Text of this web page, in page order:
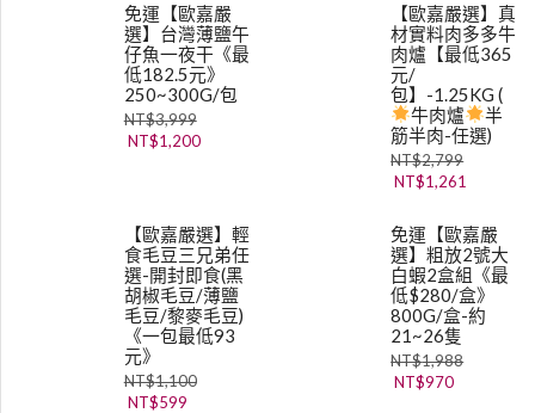
免運【歐嘉嚴
選】台灣薄鹽午
仔魚一夜干《最
低182.5元》
250~300G/包
NT$3,999
NT$1,200
【歐嘉嚴選】真
材實料肉多多牛
肉爐【最低365
元/
包】-1.25KG (
牛肉爐
半
筋半肉-任選)
NT$2,799
NT$1,261
【歐嘉嚴選】輕
食毛豆三兄弟任
選-開封即食(黑
胡椒毛豆/薄鹽
毛豆/黎麥毛豆)
《一包最低93
元》
NT$1,100
NT$599
免運【歐嘉嚴
選】粗放2號大
白蝦2盒組《最
低$280/盒》
800G/盒-約
21~26隻
NT$1,988
NT$970